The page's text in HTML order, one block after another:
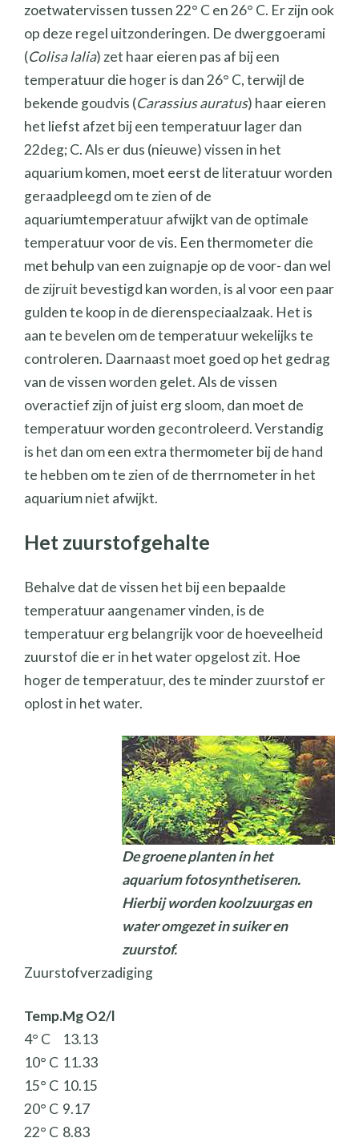
zoetwatervissen tussen 22° C en 26° C. Er zijn ook
op deze regel uitzonderingen. De dwerggoerami
(Colisa lalia) zet haar eieren pas af bij een
temperatuur die hoger is dan 26° C, terwijl de
bekende goudvis (Carassius auratus) haar eieren
het liefst afzet bij een temperatuur lager dan
22deg; C. Als er dus (nieuwe) vissen in het
aquarium komen, moet eerst de literatuur worden
geraadpleegd om te zien of de
aquariumtemperatuur afwijkt van de optimale
temperatuur voor de vis. Een thermometer die
met behulp van een zuignapje op de voor- dan wel
de zijruit bevestigd kan worden, is al voor een paar
gulden te koop in de dierenspeciaalzaak. Het is
aan te bevelen om de temperatuur wekelijks te
controleren. Daarnaast moet goed op het gedrag
van de vissen worden gelet. Als de vissen
overactief zijn of juist erg sloom, dan moet de
temperatuur worden gecontroleerd. Verstandig
is het dan om een extra thermometer bij de hand
te hebben om te zien of de therrnometer in het
aquarium niet afwijkt.
Het zuurstofgehalte
Behalve dat de vissen het bij een bepaalde
temperatuur aangenamer vinden, is de
temperatuur erg belangrijk voor de hoeveelheid
zuurstof die er in het water opgelost zit. Hoe
hoger de temperatuur, des te minder zuurstof er
oplost in het water.
De groene planten in het
aquarium fotosynthetiseren.
Hierbij worden koolzuurgas en
water omgezet in suiker en
zuurstof.
Zuurstofverzadiging
Temp.Mg O2/l
4° C
13.13
10° C 11.33
15° C 10.15
20° C 9.17
22° C 8.83